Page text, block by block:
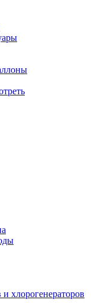
хлорогенераторов